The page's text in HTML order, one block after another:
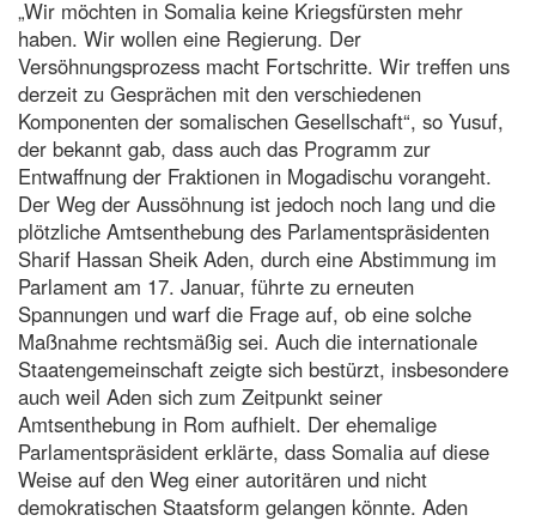
„Wir möchten in Somalia keine Kriegsfürsten mehr
haben. Wir wollen eine Regierung. Der
Versöhnungsprozess macht Fortschritte. Wir treffen uns
derzeit zu Gesprächen mit den verschiedenen
Komponenten der somalischen Gesellschaft“, so Yusuf,
der bekannt gab, dass auch das Programm zur
Entwaffnung der Fraktionen in Mogadischu vorangeht.
Der Weg der Aussöhnung ist jedoch noch lang und die
plötzliche Amtsenthebung des Parlamentspräsidenten
Sharif Hassan Sheik Aden, durch eine Abstimmung im
Parlament am 17. Januar, führte zu erneuten
Spannungen und warf die Frage auf, ob eine solche
Maßnahme rechtsmäßig sei. Auch die internationale
Staatengemeinschaft zeigte sich bestürzt, insbesondere
auch weil Aden sich zum Zeitpunkt seiner
Amtsenthebung in Rom aufhielt. Der ehemalige
Parlamentspräsident erklärte, dass Somalia auf diese
Weise auf den Weg einer autoritären und nicht
demokratischen Staatsform gelangen könnte. Aden